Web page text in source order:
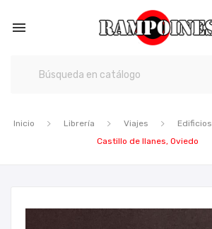

Inicio Librería Viajes Edificios
Castillo de llanes, Oviedo